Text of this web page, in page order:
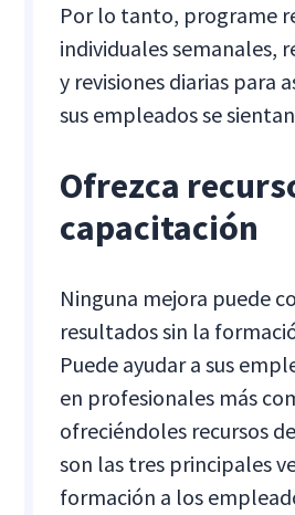
Por lo tanto, programe
individuales semanales,
y revisiones diarias para
sus empleados se
Ofrezca
capacitación
Ninguna mejora puede
resultados sin la
Puede ayudar a sus
en profesionales más
ofreciéndoles recursos
son las tres principales
formación a los